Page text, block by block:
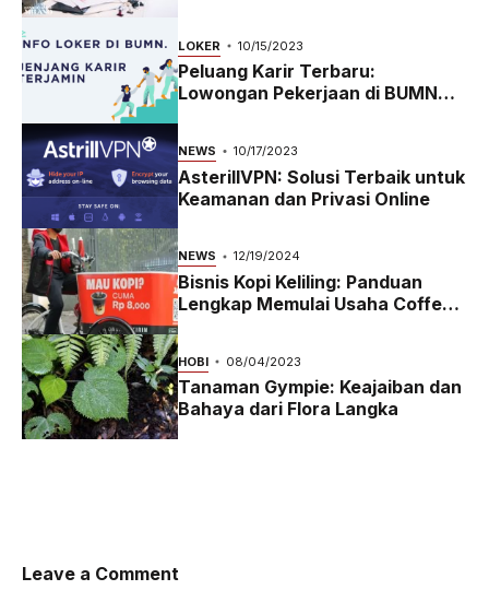
LOKER 10/15/2023
Peluang Karir Terbaru:
Lowongan Pekerjaan di BUMN
NEWS 10/17/2023
AsterillVPN: Solusi Terbaik untuk
Keamanan dan Privasi Online
NEWS 12/19/2024
Bisnis Kopi Keliling: Panduan
Lengkap Memulai Usaha Coffee
Bike yang Menguntungkan di
2024
HOBI 08/04/2023
Tanaman Gympie: Keajaiban dan
Bahaya dari Flora Langka
Leave a Comment